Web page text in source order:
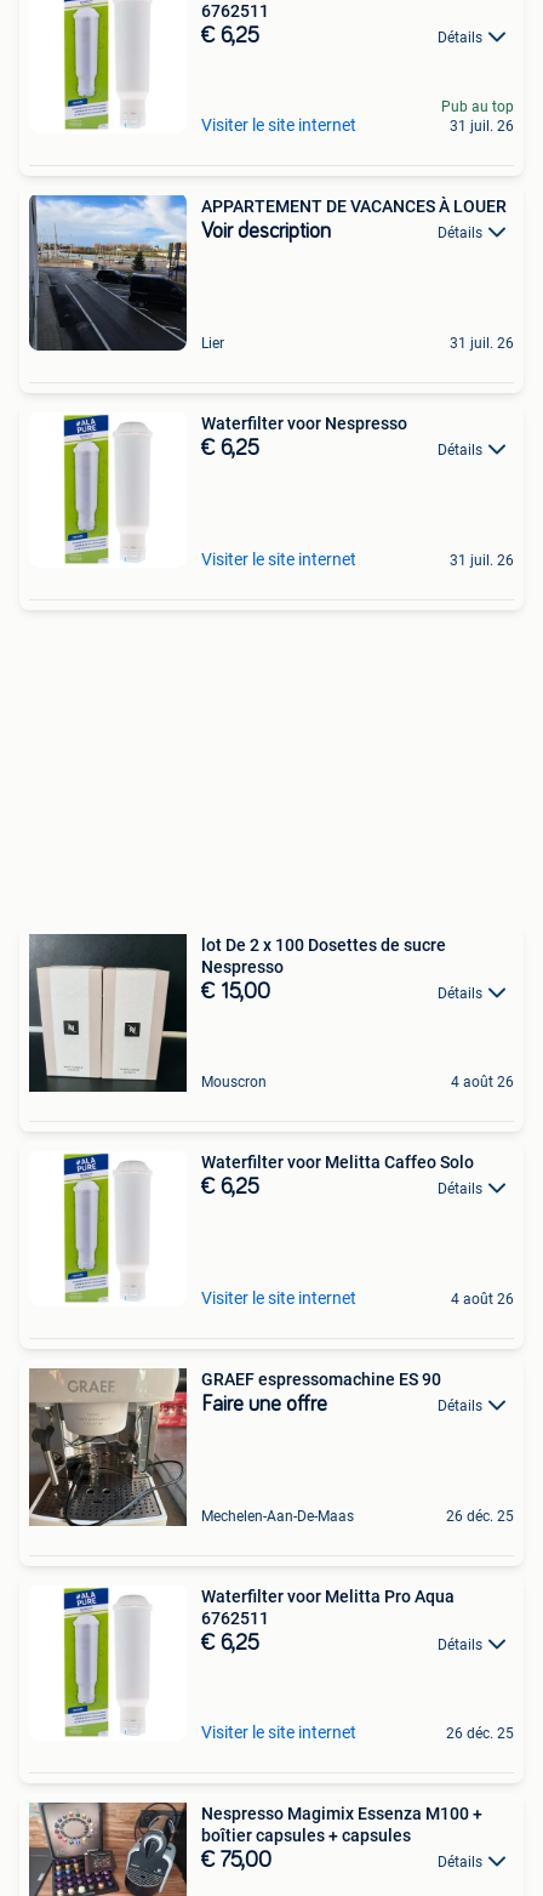
6762511
€ 6,25 Détails
Visiter le site internet
Pub au top
31 juil. 26
APPARTEMENT DE VACANCES À LOUER
Voir description Détails
Lier 31 juil. 26
Waterfilter voor Nespresso
€ 6,25 Détails
Visiter le site internet 31 juil. 26
lot De 2 x 100 Dosettes de sucre
Nespresso
€ 15,00 Détails
Mouscron 4 août 26
Waterfilter voor Melitta Caffeo Solo
€ 6,25 Détails
Visiter le site internet 4 août 26
GRAEF espressomachine ES 90
Faire une offre Détails
Mechelen-Aan-De-Maas 26 déc. 25
Waterfilter voor Melitta Pro Aqua
6762511
€ 6,25 Détails
Visiter le site internet 26 déc. 25
Nespresso Magimix Essenza M100 +
boîtier capsules + capsules
€ 75,00 Détails